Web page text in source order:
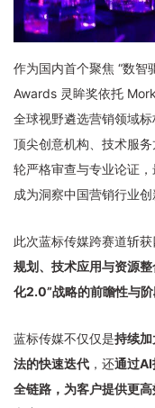
公司动态
联系我们
作为国内首个聚焦 “数
Awards 灵眸奖依托
全球视野遴选营销领域标
顶尖创意机构、技术服
轮严格审查与专业论证
成为洞察中国营销行业创
此次蓝标传媒跨赛道斩获
规划、技术应用与资源
化2.0”战略的前瞻性与
蓝标传媒不仅仅是持续
法的快速迭代 ，还通过AI
全链路，为客户提供更